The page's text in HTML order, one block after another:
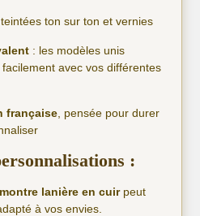
ton sur ton et vernies
: les modèles unis
facilement avec vos différentes
française , pensée pour durer
:
lanière en cuirpeut
à vos envies.